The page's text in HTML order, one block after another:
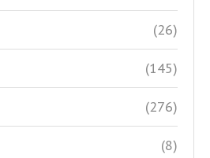
(26)
(145)
(276)
(8)